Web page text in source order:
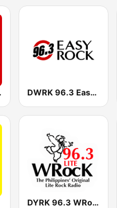
FM DWRK 96.3 Easy Rock Manila
DYRK 96.3 WRocK